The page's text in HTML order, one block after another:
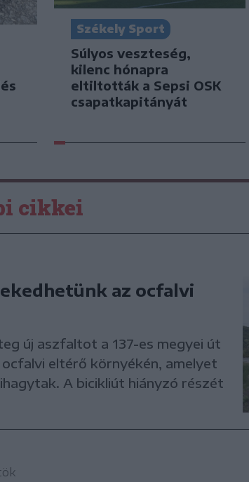
Székely Sport
Súlyos veszteség,
kilenc hónapra
eltiltották a Sepsi OSK
csapatkapitányát
cikkei
az ocfalvi
új aszfaltot a 137-es megyei út
eltérő környékén, amelyet
A bicikliút hiányzó részét